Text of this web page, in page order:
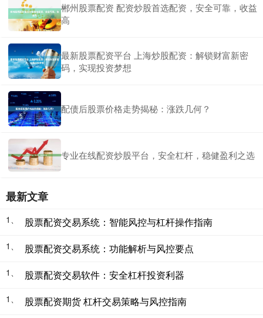
郴州股票配资 配资炒股首选配资，安全可靠，收益
高
最新股票配资平台 上海炒股配资：解锁财富新密
码，实现投资梦想
配债后股票价格走势揭秘：涨跌几何？
专业在线配资炒股平台，安全杠杆，稳健盈利之选
最新文章
1、 股票配资交易系统：智能风控与杠杆操作指南
1、 股票配资交易系统：功能解析与风控要点
1、 股票配资交易软件：安全杠杆投资利器
1、 股票配资期货 杠杆交易策略与风控指南